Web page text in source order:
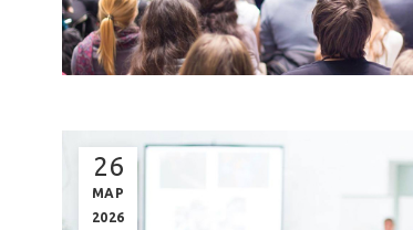
26
ΜΑΡ
2026